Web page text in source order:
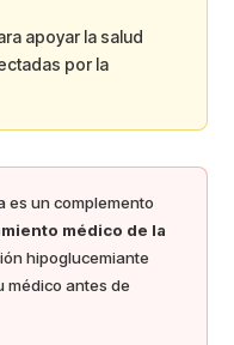
apoyar la salud
por la
es un complemento
médico de la
hipoglucemiante
médico antes de